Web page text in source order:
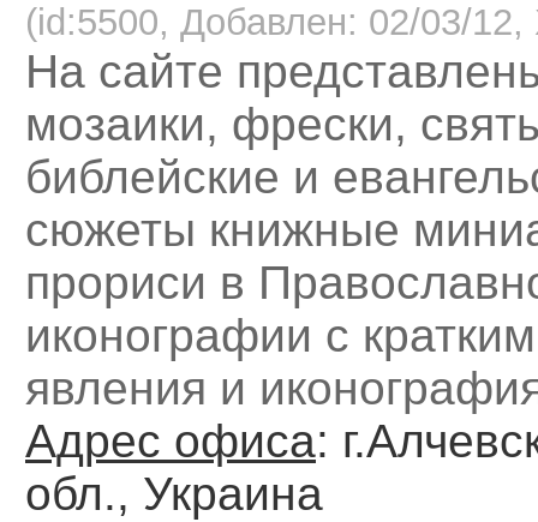
(id:5500, Добавлен: 02/03/12,
На сайте
мозаики, фрески,
библейские и
сюжеты книжные
прориси в
иконографии с
явления и
Адрес офиса:
обл., Украина